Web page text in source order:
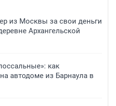
из Москвы за свои деньги
Архангельской
как
автодоме из Барнаула в